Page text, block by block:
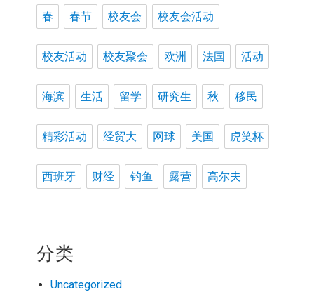
春 春节 校友会 校友会活动
校友活动 校友聚会 欧洲 法国 活动
海滨 生活 留学 研究生 秋 移民
精彩活动 经贸大 网球 美国 虎笑杯
西班牙 财经 钓鱼 露营 高尔夫
分类
Uncategorized